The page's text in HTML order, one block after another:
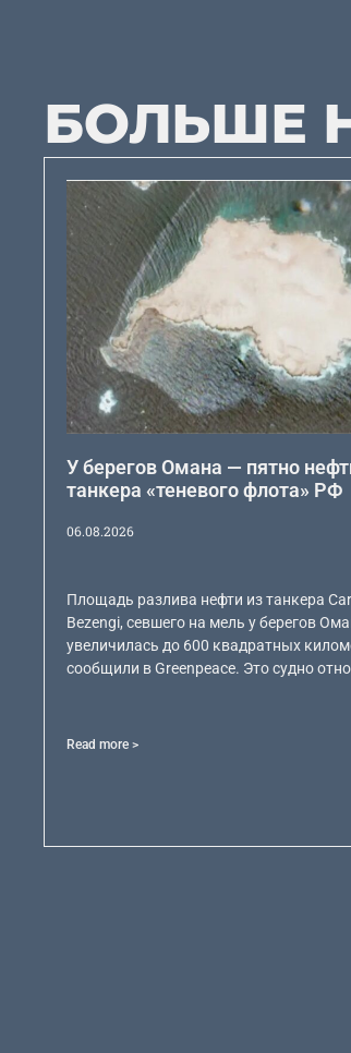
БОЛЬШЕ
У берегов Омана — пятно
танкера «теневого флота» РФ
06.08.2026
Площадь разлива нефти из танкера
Bezengi, севшего на мель у берегов
увеличилась до 600 квадратных
сообщили в Greenpeace. Это судно
Read more >